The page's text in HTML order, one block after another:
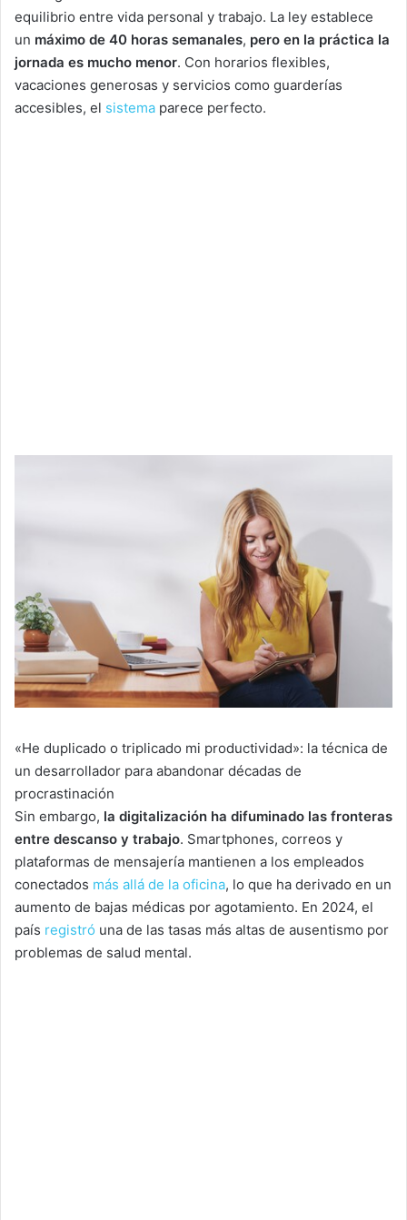
equilibrio entre vida personal y trabajo. La ley establece
un máximo de 40 horas semanales, pero en la práctica la
jornada es mucho menor. Con horarios flexibles,
vacaciones generosas y servicios como guarderías
accesibles, el sistema parece perfecto.
«He duplicado o triplicado mi productividad»: la técnica de
un desarrollador para abandonar décadas de
procrastinación
Sin embargo, la digitalización ha difuminado las fronteras
entre descanso y trabajo. Smartphones, correos y
plataformas de mensajería mantienen a los empleados
conectados más allá de la oficina, lo que ha derivado en un
aumento de bajas médicas por agotamiento. En 2024, el
país registró una de las tasas más altas de ausentismo por
problemas de salud mental.